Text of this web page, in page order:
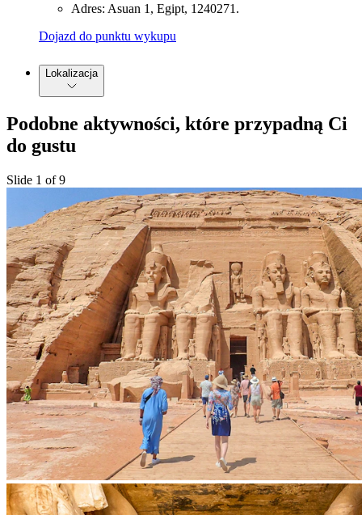
Adres: Asuan 1, Egipt, 1240271.
Dojazd do punktu wykupu
Lokalizacja
Podobne aktywności, które przypadną Ci
do gustu
Slide 1 of 9